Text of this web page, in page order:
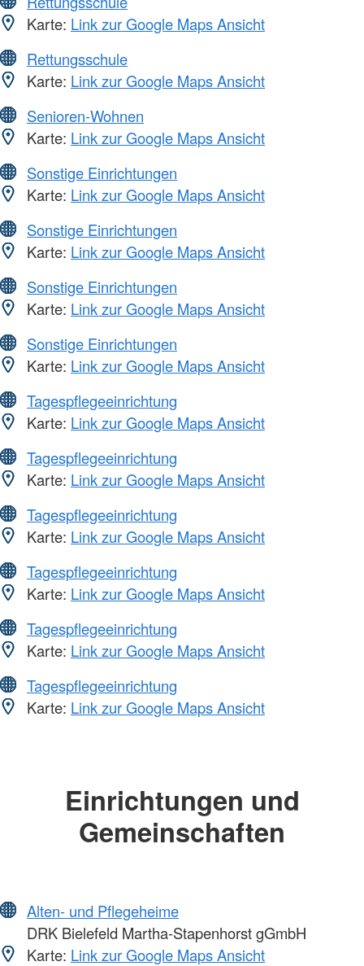
Karte: Link zur Google Maps Ansicht
Rettungsschule
Karte: Link zur Google Maps Ansicht
Senioren-Wohnen
Karte: Link zur Google Maps Ansicht
Sonstige Einrichtungen
Karte: Link zur Google Maps Ansicht
Sonstige Einrichtungen
Karte: Link zur Google Maps Ansicht
Sonstige Einrichtungen
Karte: Link zur Google Maps Ansicht
Sonstige Einrichtungen
Karte: Link zur Google Maps Ansicht
Tagespflegeeinrichtung
Karte: Link zur Google Maps Ansicht
Tagespflegeeinrichtung
Karte: Link zur Google Maps Ansicht
Tagespflegeeinrichtung
Karte: Link zur Google Maps Ansicht
Tagespflegeeinrichtung
Karte: Link zur Google Maps Ansicht
Tagespflegeeinrichtung
Karte: Link zur Google Maps Ansicht
Tagespflegeeinrichtung
Karte: Link zur Google Maps Ansicht
Einrichtungen und
Gemeinschaften
Alten- und Pflegeheime
DRK Bielefeld Martha-Stapenhorst gGmbH
Karte: Link zur Google Maps Ansicht